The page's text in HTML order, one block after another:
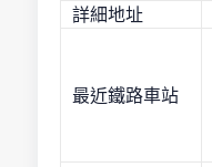
詳細地址
最近鐵路車站